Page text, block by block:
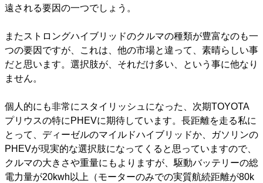
遠される要因の一つでしょう。
またストロングハイブリッドのクルマの種類が豊富なのも一
つの要因ですが、これは、他の市場と違って、素晴らしい事
だと思います。選択肢が、それだけ多い、という事に他なり
ません。
個人的にも非常にスタイリッシュになった、次期TOYOTA
プリウスの特にPHEVに期待しています。長距離を走る私に
とって、ディーゼルのマイルドハイブリッドか、ガソリンの
PHEVが現実的な選択肢になってくると思っていますので、
クルマの大きさや重量にもよりますが、駆動バッテリーの総
電力量が20kwh以上（モーターのみでの実質航続距離が80k